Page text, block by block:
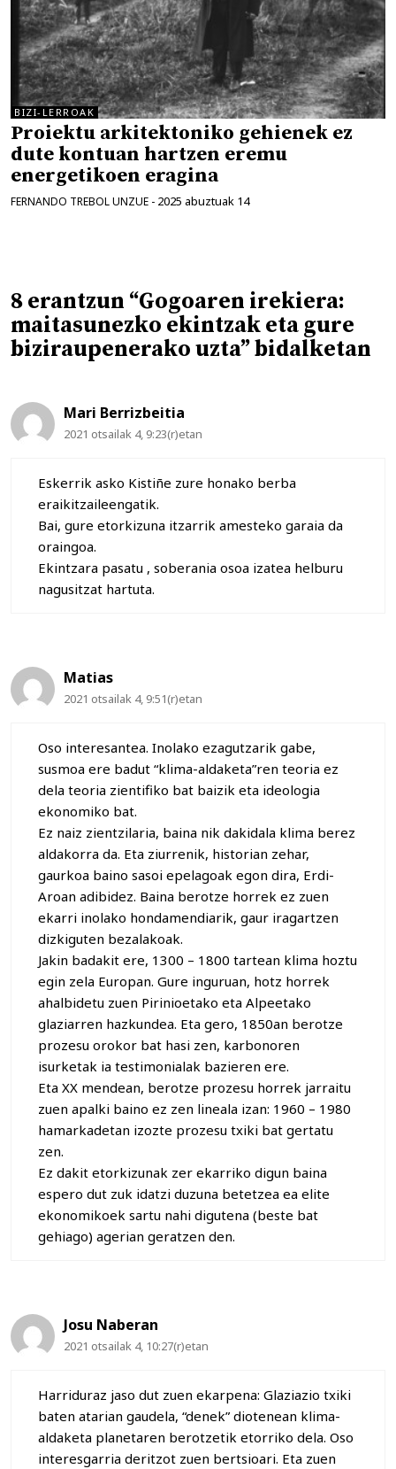
BIZI-LERROAK
Proiektu arkitektoniko gehienek ez
dute kontuan hartzen eremu
energetikoen eragina
FERNANDO TREBOL UNZUE - 2025 abuztuak 14
8 erantzun “Gogoaren irekiera:
maitasunezko ekintzak eta gure
biziraupenerako uzta” bidalketan
Mari Berrizbeitia
2021 otsailak 4, 9:23(r)etan
Eskerrik asko Kistiñe zure honako berba
eraikitzaileengatik.
Bai, gure etorkizuna itzarrik amesteko garaia da
oraingoa.
Ekintzara pasatu , soberania osoa izatea helburu
nagusitzat hartuta.
Matias
2021 otsailak 4, 9:51(r)etan
Oso interesantea. Inolako ezagutzarik gabe,
susmoa ere badut “klima-aldaketa”ren teoria ez
dela teoria zientifiko bat baizik eta ideologia
ekonomiko bat.
Ez naiz zientzilaria, baina nik dakidala klima berez
aldakorra da. Eta ziurrenik, historian zehar,
gaurkoa baino sasoi epelagoak egon dira, Erdi-
Aroan adibidez. Baina berotze horrek ez zuen
ekarri inolako hondamendiarik, gaur iragartzen
dizkiguten bezalakoak.
Jakin badakit ere, 1300 – 1800 tartean klima hoztu
egin zela Europan. Gure inguruan, hotz horrek
ahalbidetu zuen Pirinioetako eta Alpeetako
glaziarren hazkundea. Eta gero, 1850an berotze
prozesu orokor bat hasi zen, karbonoren
isurketak ia testimonialak bazieren ere.
Eta XX mendean, berotze prozesu horrek jarraitu
zuen apalki baino ez zen lineala izan: 1960 – 1980
hamarkadetan izozte prozesu txiki bat gertatu
zen.
Ez dakit etorkizunak zer ekarriko digun baina
espero dut zuk idatzi duzuna betetzea ea elite
ekonomikoek sartu nahi digutena (beste bat
gehiago) agerian geratzen den.
Josu Naberan
2021 otsailak 4, 10:27(r)etan
Harriduraz jaso dut zuen ekarpena: Glaziazio txiki
baten atarian gaudela, “denek” diotenean klima-
aldaketa planetaren berotzetik etorriko dela. Oso
interesgarria deritzot zuen bertsioari. Eta zuen